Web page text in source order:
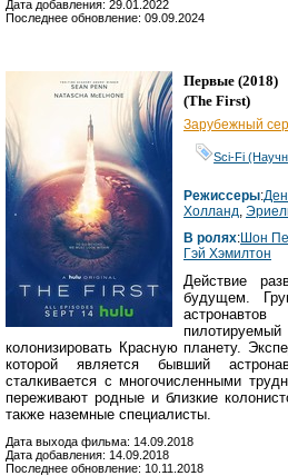
Дата добавления: 29.01.2022
Последнее обновление: 09.09.2024
Первые (2018)
(The First)
Зарубежный
Sci-Fi
Режиссеры:
Холланд,
В ролях:Шон
Гэй Хэмилтон
Действие
будущем.
колонизировать Красную планету.
которой является бывший
сталкивается с многочисленными
переживают родные и близкие
также наземные специалисты.
Дата выхода фильма: 14.09.2018
Дата добавления: 14.09.2018
Последнее обновление: 10.11.2018